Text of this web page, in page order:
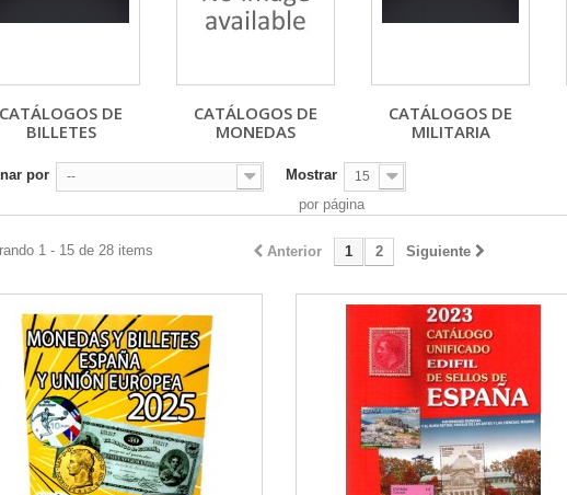
CATÁLOGOS DE
BILLETES
CATÁLOGOS DE
MONEDAS
CATÁLOGOS DE
MILITARIA
por -- Mostrar 15
por página
Anterior 1 2 Siguiente
1 - 15 de 28 items